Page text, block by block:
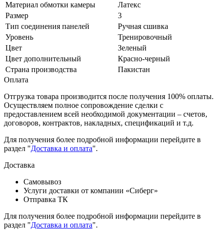
Материал обмотки камеры
Латекс
Размер
3
Тип соединения панелей
Ручная сшивка
Уровень
Тренировочный
Цвет
Зеленый
Цвет дополнительный
Красно-черный
Страна производства
Пакистан
Оплата
Отгрузка товара производится после получения 100% оплаты.
Осуществляем полное сопровождение сделки с
предоставлением всей необходимой документации – счетов,
договоров, контрактов, накладных, спецификаций и т.д.
Для получения более подробной информации перейдите в
раздел "Доставка и оплата".
Доставка
Самовывоз
Услуги доставки от компании «Сиберг»
Отправка ТК
Для получения более подробной информации перейдите в
раздел "Доставка и оплата".